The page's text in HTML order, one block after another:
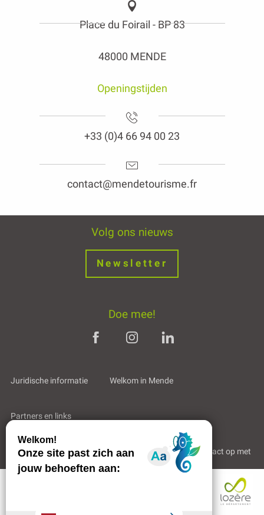
Diensten
Tarieven
Place du Foirail - BP 83
48000 MENDE
Openingstijden
+33 (0)4 66 94 00 23
contact@mendetourisme.fr
Volg ons nieuws
Newsletter
Doe mee!
Juridische informatie Welkom in Mende
Partners en links
Professioneel gebied Wie zijn wij? Neem contact op met